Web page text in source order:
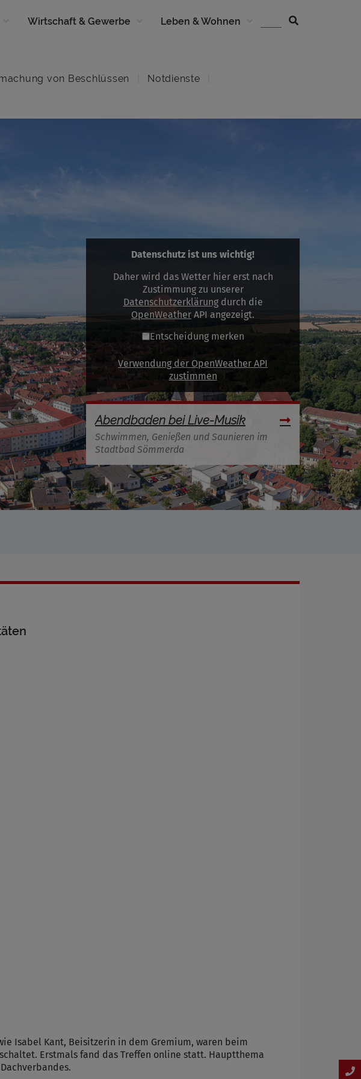
Wirtschaft & Gewerbe Leben & Wohnen
von Beschlüssen
Notdienste
Datenschutz ist uns wichtig!
Daher wird das Wetter hier erst nach
Zustimmung zu unserer
Datenschutzerklärungdurch die
OpenWeather API angezeigt.
Entscheidung merken
Verwendung der OpenWeather API
zustimmen
Abendbaden bei Live-Musik
Schwimmen, Genießen und Saunieren im
Stadtbad Sömmerda
Isabel Kant, Beisitzerin in dem Gremium, waren beim
Erstmals fand das Treffen online statt. Hauptthema